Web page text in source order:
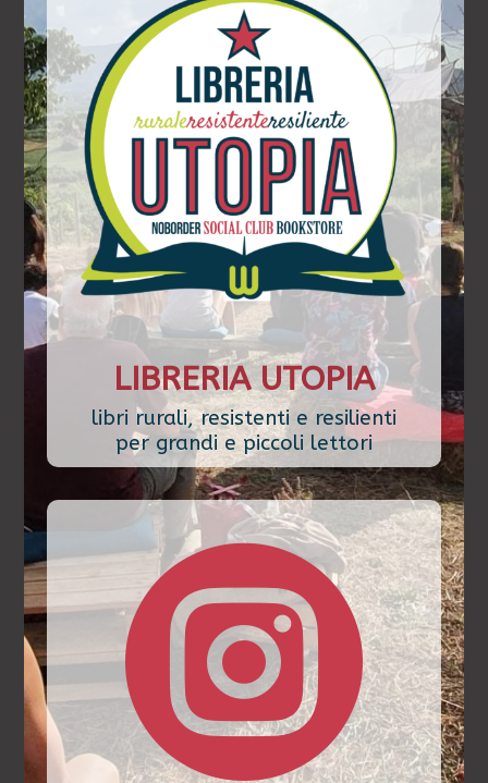
LIBRERIA UTOPIA
libri rurali, resistenti e resilienti
per grandi e piccoli lettori
